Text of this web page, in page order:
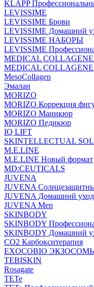
KLAPP
LEVISSIME
LEVISSIME Брови
LEVISSIME Домашний
LEVISSIME НАБОРЫ
LEVISSIME
MEDICAL
MEDICAL COLLAGENE
MesoCollagen
Эмалан
MORIZO
MORIZO Коррекция
MORIZO Маникюр
MORIZO Педикюр
IQ LIFT
SKINTELLECTUAL
M.E.LINE
M.E.LINE Новый формат
MD:CEUTICALS
JUVENA
JUVENA
JUVENA Домашний уход
JUVENA Men
SKINBODY
SKINBODY
SKINBODY Домашний
CO2 Карбокситерапия
EXOCOBIO
TEBISKIN
Rosagate
TETe